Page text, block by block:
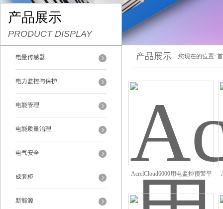
产品展示
PRODUCT DISPLAY
电量传感器
电力监控与保护
电能管理
电能质量治理
电气安全
成套柜
新能源
产品展示 您现在的位置:
AcrelCloud6000用电监控预警平